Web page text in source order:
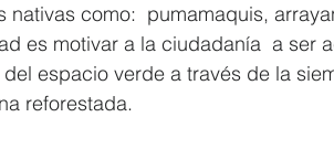
nativas como:  pumamaquis,
es motivar a la ciudadanía  a ser
espacio verde a través de la
reforestada.